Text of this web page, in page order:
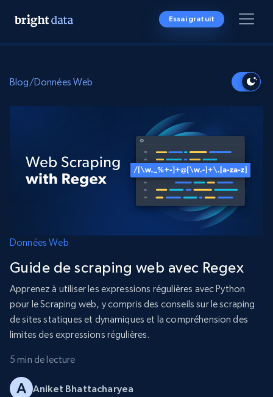
Essai gratuit
Blog/Données Web
Données Web
Guide de scraping web avec Regex
Apprenez à utiliser les expressions régulières avec Python
pour le Scraping web, y compris des conseils sur le scraping
de sites statiques et dynamiques et la compréhension des
limites des expressions régulières.
5 min de lecture
Aniket Bhattacharyea